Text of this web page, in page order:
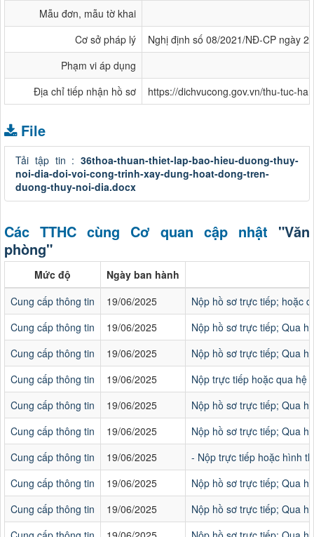
Mẫu đơn, mẫu tờ khai
Cơ sở pháp lý
Nghị định số 08/2021/NĐ-CP ngày
Phạm vi áp dụng
Địa chỉ tiếp nhận hồ sơ
https://dichvucong.gov.vn/thu-tuc-
File
Tải tập tin : 36thoa-thuan-thiet-lap-bao-hieu-duong-thuy-
noi-dia-doi-voi-cong-trinh-xay-dung-hoat-dong-tren-
duong-thuy-noi-dia.docx
Các TTHC cùng Cơ quan cập nhật "Văn
phòng"
Mức độ
Ngày ban hành
Cung cấp thông tin
19/06/2025
Nộp hồ sơ trực tiếp; hoặc
Cung cấp thông tin
19/06/2025
Nộp hồ sơ trực tiếp; Qua
Cung cấp thông tin
19/06/2025
Nộp hồ sơ trực tiếp; Qua
Cung cấp thông tin
19/06/2025
Nộp trực tiếp hoặc qua hệ
Cung cấp thông tin
19/06/2025
Nộp hồ sơ trực tiếp; Qua
Cung cấp thông tin
19/06/2025
Nộp hồ sơ trực tiếp; Qua
Cung cấp thông tin
19/06/2025
- Nộp trực tiếp hoặc hình
Cung cấp thông tin
19/06/2025
Nộp hồ sơ trực tiếp; Qua
Cung cấp thông tin
19/06/2025
Nộp hồ sơ trực tiếp; Qua